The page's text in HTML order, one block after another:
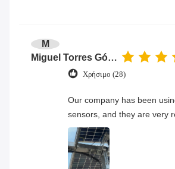
M
Miguel Torres Gómez
Χρήσιμο (28)
Our company has been
sensors, and they are very